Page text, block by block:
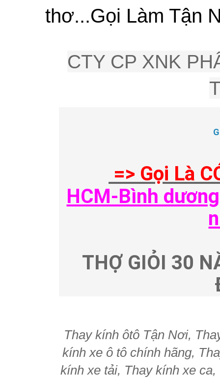
thơ...Gọi Làm Tận
CTY CP XNK
=> Gọi Là
HCM-Bình
THỢ GIỎI 30
Thay kính ôtô Tận Nơi,
kính xe ô tô chính hãng,
kính xe tải, Thay kính xe